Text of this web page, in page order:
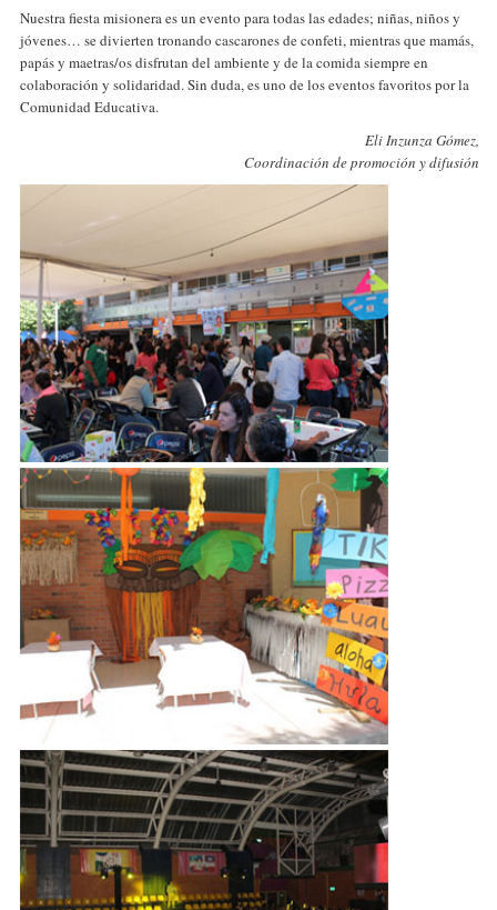
Nuestra fiesta misionera es un evento para todas las edades; niñas, niños y
jóvenes… se divierten tronando cascarones de confeti, mientras que mamás,
papás y maetras/os disfrutan del ambiente y de la comida siempre en
colaboración y solidaridad. Sin duda, es uno de los eventos favoritos por la
Comunidad Educativa.
Eli Inzunza Gómez,
Coordinación de promoción y difusión